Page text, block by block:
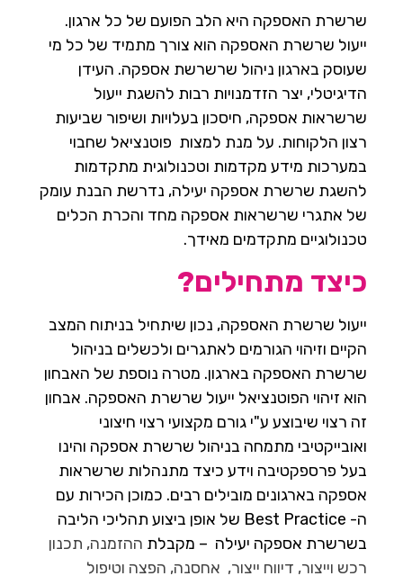
שרשרת האספקה היא הלב הפועם של כל ארגון.
ייעול שרשרת האספקה הוא צורך מתמיד של כל מי
שעוסק בארגון ניהול שרשרשת אספקה. העידן
הדיגיטלי, יצר הזדמנויות רבות להשגת ייעול
שרשראות אספקה, חיסכון בעלויות ושיפור שביעות
רצון הלקוחות. על מנת למצות פוטנציאל שחבוי
במערכות מידע מקדמות וטכנולוגית מתקדמות
להשגת שרשרת אספקה יעילה, נדרשת הבנת עומק
של אתגרי שרשראות אספקה מחד והכרת הכלים
טכנולוגיים מתקדמים מאידך.
כיצד מתחילים?
ייעול שרשרת האספקה, נכון שיתחיל בניתוח המצב
הקיים וזיהוי הגורמים לאתגרים ולכשלים בניהול
שרשרת האספקה בארגון. מטרה נוספת של האבחון
הוא זיהוי הפוטנציאל ייעול שרשרת האספקה. אבחון
זה רצוי שיבוצע ע"י גורם מקצועי רצוי חיצוני
ואובייקטיבי מתמחה בניהול שרשרת אספקה והינו
בעל פרספקטיבה וידע כיצד מתנהלות שרשראות
אספקה בארגונים מובילים רבים. כמוכן הכירות עם
ה- Best Practice של אופן ביצוע תהליכי הליבה
בשרשרת אספקה יעילה – מקבלת ההזמנה, תכנון
רכש וייצור, דיווח ייצור, אחסנה, הפצה וטיפול